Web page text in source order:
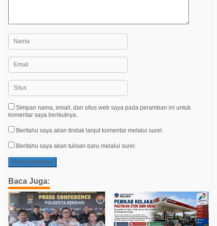
Simpan nama, email, dan situs web saya pada peramban ini untuk
komentar saya berikutnya.
Beritahu saya akan tindak lanjut komentar melalui surel.
Beritahu saya akan tulisan baru melalui surel.
Baca Juga: